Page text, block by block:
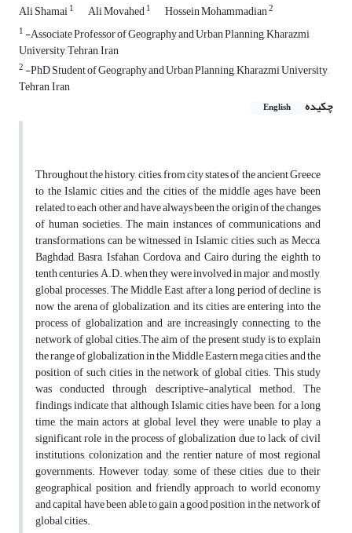
Ali Shamai1 Ali Movahed1 Hossein Mohammadian2
1 -Associate Professor of Geography and Urban Planning, Kharazmi
University, Tehran, Iran
2 -PhD Student of Geography and Urban Planning, Kharazmi University,
Tehran, Iran
چکیده
English
Throughout the history, cities, from city states of the ancient Greece
to the Islamic cities and the cities of the middle ages have been
related to each other and have always been the origin of the changes
of human societies. The main instances of communications and
transformations can be witnessed in Islamic cities, such as Mecca,
Baghdad, Basra, Isfahan, Cordova, and Cairo during the eighth to
tenth centuries A.D. when they were involved in major, and mostly,
global processes. The Middle East, after a long period of decline, is
now the arena of globalization, and its cities are entering into the
process of globalization and are increasingly connecting to the
network of global cities.The aim of the present study is to explain
the range of globalization in the Middle Eastern mega cities, and the
position of such cities in the network of global cities. This study
was conducted through descriptive-analytical method. The
findings indicate that although Islamic cities have been, for a long
time, the main actors at global level, they were unable to play a
significant role in the process of globalization due to lack of civil
institutions, colonization and the rentier nature of most regional
governments. However, today, some of these cities, due to their
geographical position, and friendly approach to world economy
and capital have been able to gain a good position in the network of
global cities.